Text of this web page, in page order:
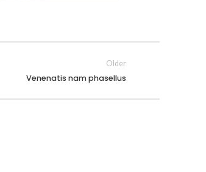
Older
Venenatis nam phasellus